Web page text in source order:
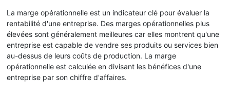
La marge opérationnelle est un indicateur clé pour évaluer la
rentabilité d'une entreprise. Des marges opérationnelles plus
élevées sont généralement meilleures car elles montrent qu'une
entreprise est capable de vendre ses produits ou services bien
au-dessus de leurs coûts de production. La marge
opérationnelle est calculée en divisant les bénéfices d'une
entreprise par son chiffre d'affaires.